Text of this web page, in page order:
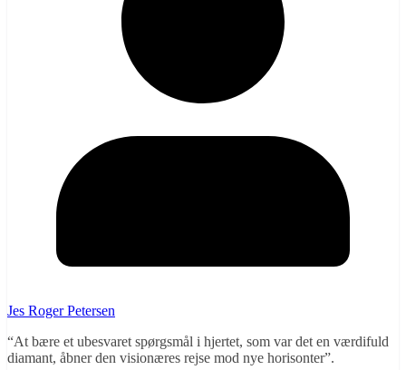
Jes Roger Petersen
“At bære et ubesvaret spørgsmål i hjertet, som var det en værdifuld
diamant, åbner den visionæres rejse mod nye horisonter”.